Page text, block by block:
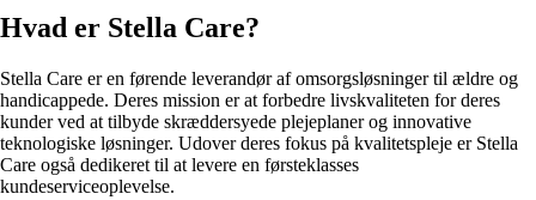
Hvad er Stella Care?
Stella Care er en førende leverandør af omsorgsløsninger til ældre og
handicappede. Deres mission er at forbedre livskvaliteten for deres
kunder ved at tilbyde skræddersyede plejeplaner og innovative
teknologiske løsninger. Udover deres fokus på kvalitetspleje er Stella
Care også dedikeret til at levere en førsteklasses
kundeserviceoplevelse.